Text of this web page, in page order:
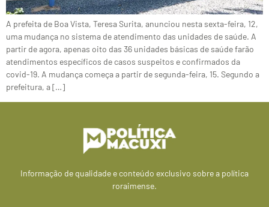
A prefeita de Boa Vista, Teresa Surita, anunciou nesta sexta-feira, 12,
uma mudança no sistema de atendimento das unidades de saúde. A
partir de agora, apenas oito das 36 unidades básicas de saúde farão
atendimentos específicos de casos suspeitos e confirmados da
covid-19. A mudança começa a partir de segunda-feira, 15. Segundo a
prefeitura, a […]
Informação de qualidade e conteúdo exclusivo sobre a política
roraimense.